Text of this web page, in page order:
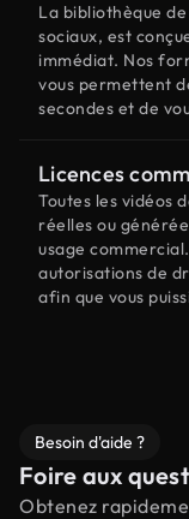
La bibliothèque
sociaux, est
immédiat. Nos
vous permettent
secondes et de
Licences
Toutes les vidéos
réelles ou
usage
autorisations de
afin que vous
Besoin d'aide ?
Foire aux
Obtenez